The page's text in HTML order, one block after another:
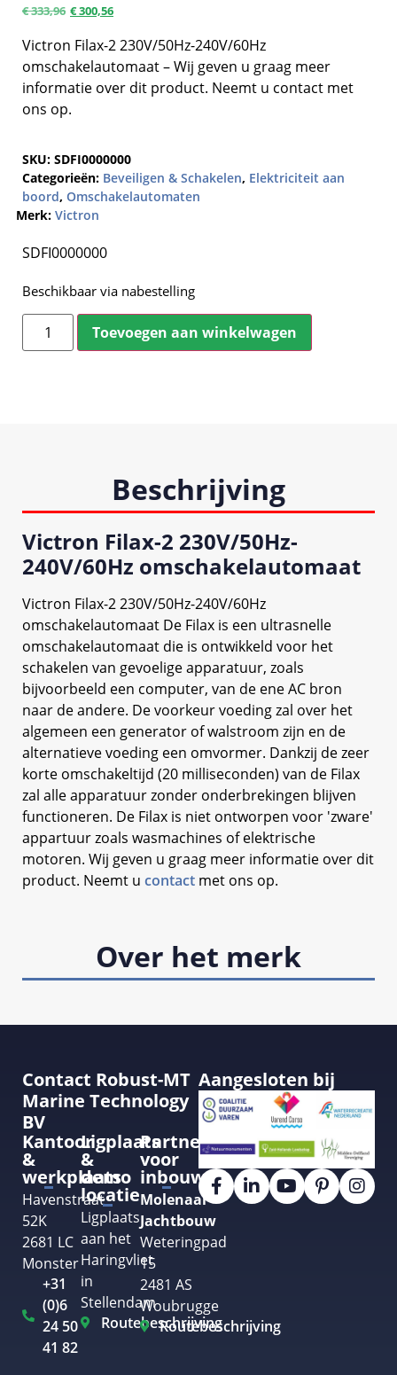
€333,96 €300,56
Victron Filax-2 230V/50Hz-240V/60Hz
omschakelautomaat – Wij geven u graag meer
informatie over dit product. Neemt u contact met
ons op.
SKU: SDFI0000000
Categorieën: Beveiligen & Schakelen, Elektriciteit aan
boord, Omschakelautomaten
Merk: Victron
SDFI0000000
Beschikbaar via nabestelling
Toevoegen aan winkelwagen
Beschrijving
Over het merk
Victron Filax-2 230V/50Hz-
240V/60Hz omschakelautomaat
Victron Filax-2 230V/50Hz-240V/60Hz
omschakelautomaat De Filax is een ultrasnelle
omschakelautomaat die is ontwikkeld voor het
schakelen van gevoelige apparatuur, zoals
bijvoorbeeld een computer, van de ene AC bron
naar de andere. De voorkeur voeding zal over het
algemeen een generator of walstroom zijn en de
alternatieve voeding een omvormer. Dankzij de zeer
korte omschakeltijd (20 milliseconden) van de Filax
zal alle apparatuur zonder onderbrekingen blijven
functioneren. De Filax is niet ontworpen voor 'zware'
appartuur zoals wasmachines of elektrische
motoren. Wij geven u graag meer informatie over dit
product. Neemt u contact met ons op.
Contact Robust-MT
Marine Technology
BV
Kantoor
&
werkplaats
Havenstraat
52K
2681 LC
Monster
+31
(0)6
24 50
41 82
Ligplaats
&
demo
locatie
Ligplaats
aan het
Haringvliet
in
Stellendam
Routebeschrijving
Partner
voor
inbouw
Molenaar
Jachtbouw
Weteringpad
15
2481 AS
Woubrugge
Routebeschrijving
Aangesloten bij